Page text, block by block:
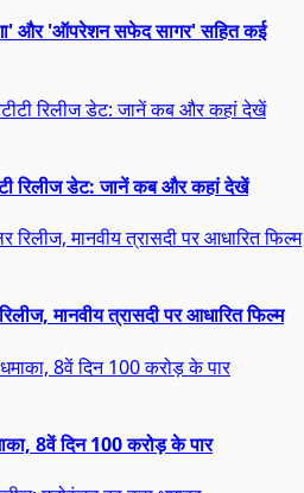
और 'ऑपरेशन सफेद सागर' सहित कई
रिलीज डेट: जानें कब और कहां देखें
मानवीय त्रासदी पर आधारित फिल्म
8वें दिन 100 करोड़ के पार